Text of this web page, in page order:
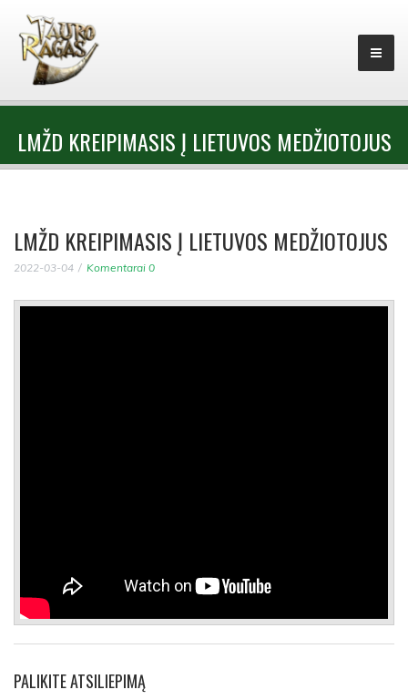
LMŽD KREIPIMASIS Į LIETUVOS MEDŽIOTOJUS
LMŽD KREIPIMASIS Į LIETUVOS MEDŽIOTOJUS
2022-03-04 Komentarai 0
PALIKITE ATSILIEPIMĄ